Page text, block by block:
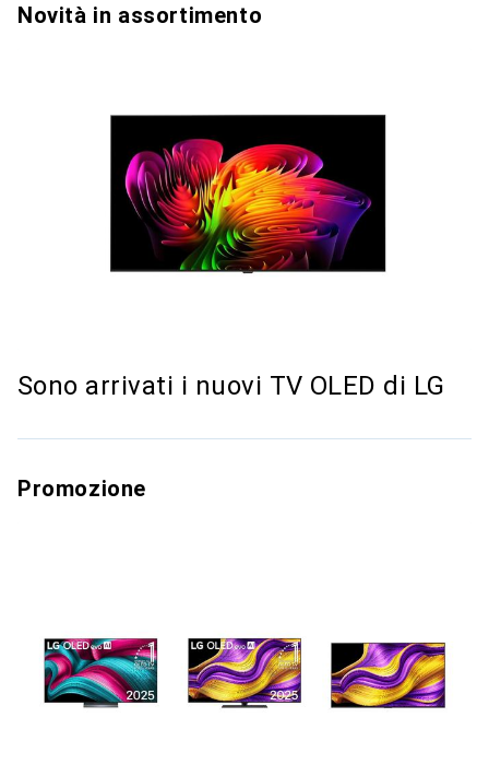
Novità in assortimento
Sono arrivati i nuovi TV OLED di LG
Promozione